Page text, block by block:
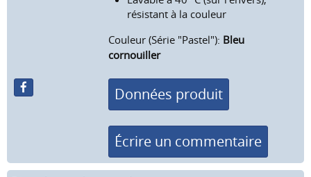
résistant à la couleur
Couleur (Série "Pastel"): Bleu
cornouiller
Données produit
Écrire un commentaire